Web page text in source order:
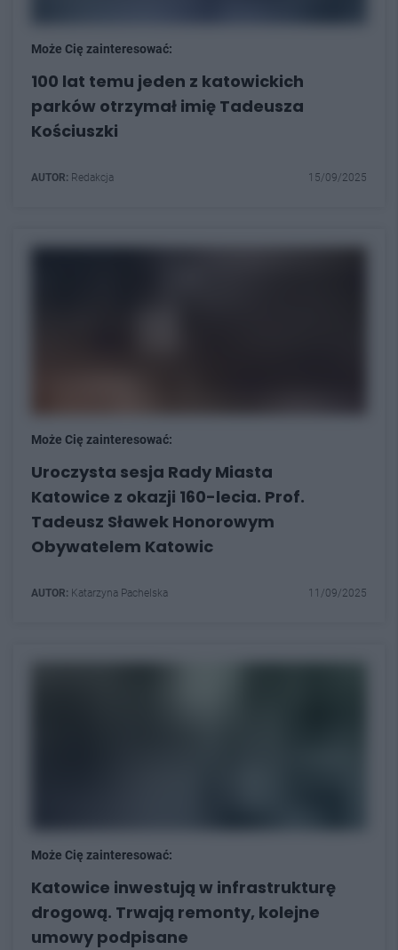
Może Cię zainteresować:
100 lat temu jeden z katowickich
parków otrzymał imię Tadeusza
Kościuszki
AUTOR: Redakcja 15/09/2025
Może Cię zainteresować:
Uroczysta sesja Rady Miasta
Katowice z okazji 160-lecia. Prof.
Tadeusz Sławek Honorowym
Obywatelem Katowic
AUTOR: Katarzyna Pachelska 11/09/2025
Może Cię zainteresować:
Katowice inwestują w infrastrukturę
drogową. Trwają remonty, kolejne
umowy podpisane